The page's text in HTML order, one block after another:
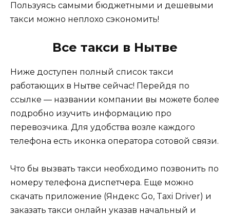
Пользуясь самыми бюджетными и дешевыми
такси можно неплохо сэкономить!
Все такси в Нытве
Ниже доступен полный список такси
работающих в Нытве сейчас! Перейдя по
ссылке — названии компании вы можете более
подробно изучить информацию про
перевозчика. Для удобства возле каждого
телефона есть иконка оператора сотовой связи.
Что бы вызвать такси необходимо позвонить по
номеру телефона диспетчера. Еще можно
скачать приложение (Яндекс Go, Taxi Driver) и
заказать такси онлайн указав начальный и